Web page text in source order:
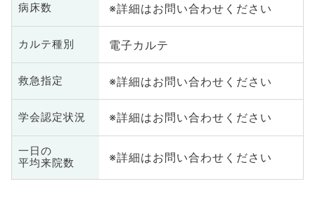
病床数 ※詳細はお問い合わせください
カルテ種別 電子カルテ
救急指定 ※詳細はお問い合わせください
学会認定状況 ※詳細はお問い合わせください
一日の
平均来院数
※詳細はお問い合わせください